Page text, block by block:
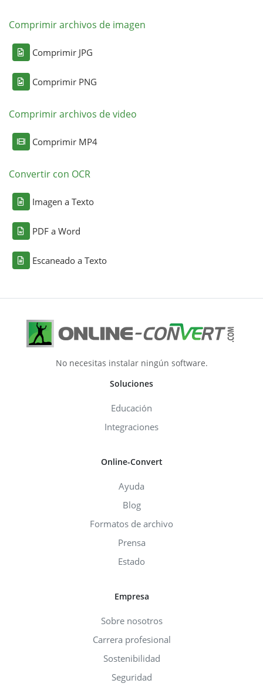
Comprimir archivos de imagen
Comprimir JPG
Comprimir PNG
Comprimir archivos de video
Comprimir MP4
Convertir con OCR
Imagen a Texto
PDF a Word
Escaneado a Texto
No necesitas instalar ningún software.
Soluciones
Educación
Integraciones
Online-Convert
Ayuda
Blog
Formatos de archivo
Prensa
Estado
Empresa
Sobre nosotros
Carrera profesional
Sostenibilidad
Seguridad